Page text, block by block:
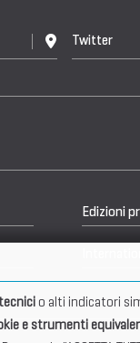
Twitter
Edizioni
o alti indicatori
e strumenti